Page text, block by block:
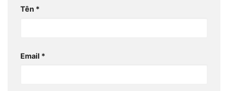
Tên *
Email *